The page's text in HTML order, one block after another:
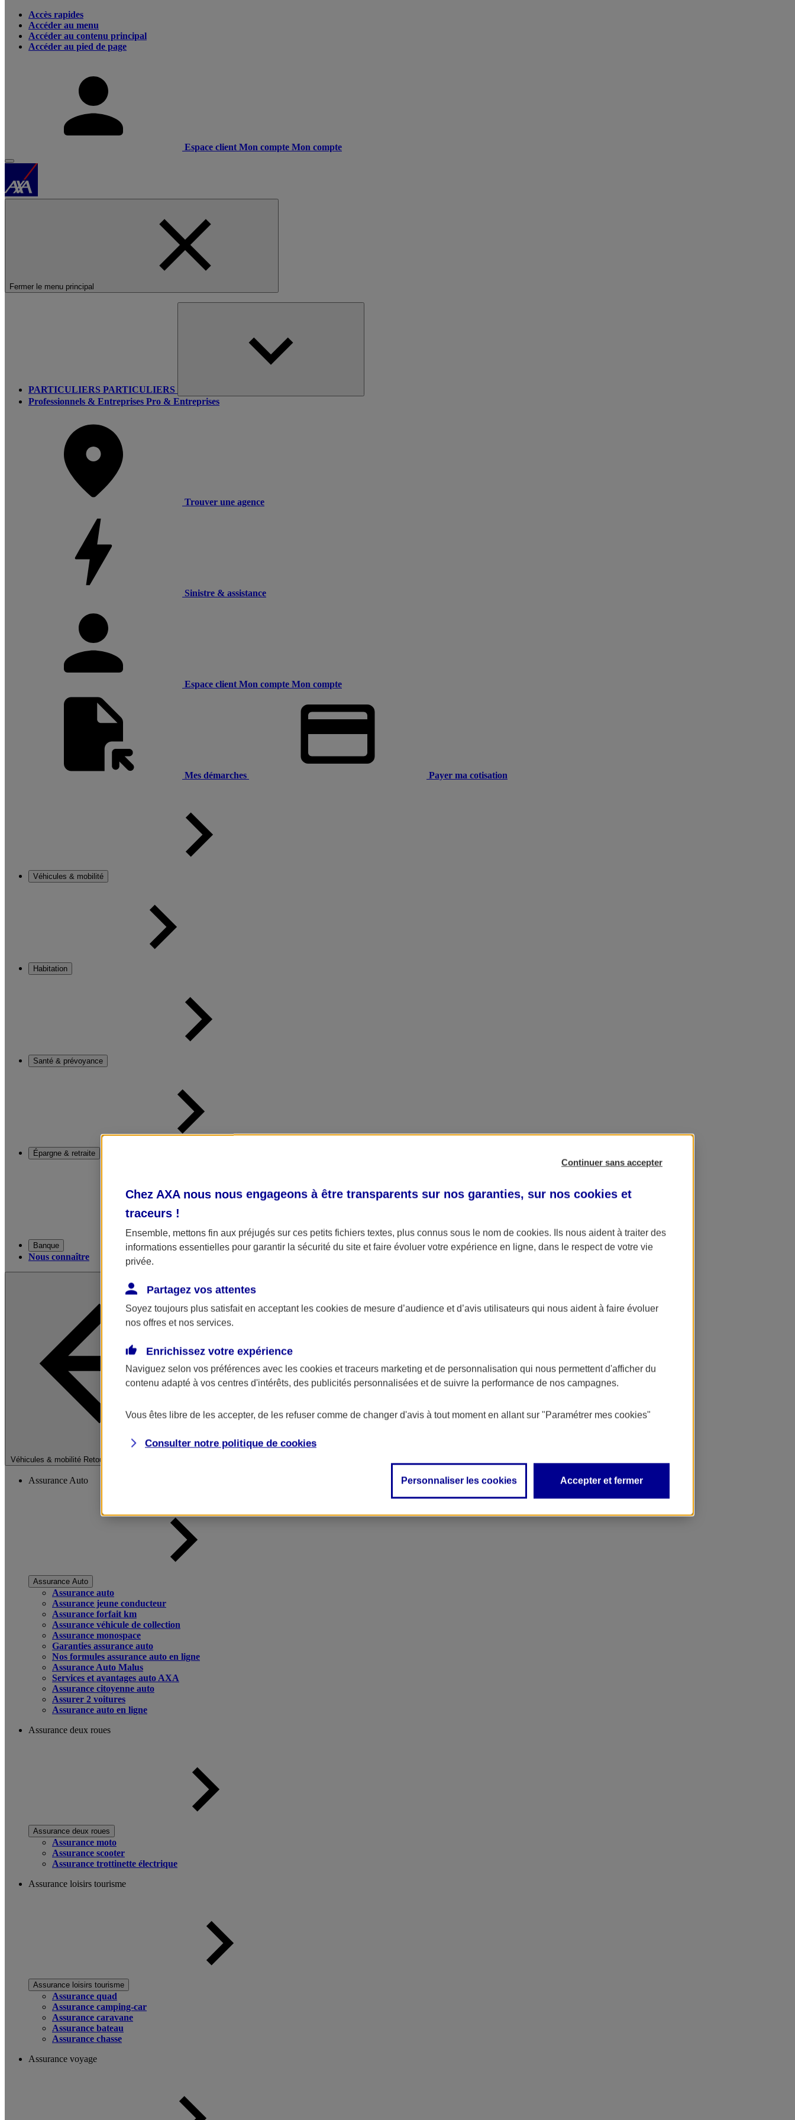
Accès rapides
Accéder au menu
Accéder au contenu principal
Accéder au pied de page
Espace client Mon compte Mon compte
Fermer le menu principal
PARTICULIERS PARTICULIERS
Professionnels & Entreprises Pro & Entreprises
Trouver une agence
Sinistre & assistance
Espace client Mon compte Mon compte
Mes démarches Payer ma cotisation
Véhicules & mobilité
Habitation
Santé & prévoyance
Épargne & retraite
Banque
Nous connaître
Véhicules & mobilité Retour à la section précédente
Fermer le menu principal
Assurance Auto
Assurance Auto
Assurance auto
Assurance jeune conducteur
Assurance forfait km
Assurance véhicule de collection
Assurance monospace
Garanties assurance auto
Nos formules assurance auto en ligne
Assurance Auto Malus
Services et avantages auto AXA
Assurance citoyenne auto
Assurer 2 voitures
Assurance auto en ligne
Assurance deux roues
Assurance deux roues
Assurance moto
Assurance scooter
Assurance trottinette électrique
Assurance loisirs tourisme
Assurance loisirs tourisme
Assurance quad
Assurance camping-car
Assurance caravane
Assurance bateau
Assurance chasse
Assurance voyage
Continuer sans accepter
Chez AXA nous nous engageons à être transparents sur nos garanties, sur nos cookies et
traceurs !
Ensemble, mettons fin aux préjugés sur ces petits fichiers textes, plus connus sous le nom de cookies. Ils nous aident à traiter des
informations essentielles pour garantir la sécurité du site et faire évoluer votre expérience en ligne, dans le respect de votre vie
privée.
Partagez vos attentes
Soyez toujours plus satisfait en acceptant les cookies de mesure d’audience et d’avis utilisateurs qui nous aident à faire évoluer
nos offres et nos services.
Enrichissez votre expérience
Naviguez selon vos préférences avec les cookies et traceurs marketing et de personnalisation qui nous permettent d'afficher du
contenu adapté à vos centres d'intérêts, des publicités personnalisées et de suivre la performance de nos campagnes.
Vous êtes libre de les accepter, de les refuser comme de changer d'avis à tout moment en allant sur "Paramétrer mes cookies"
Consulter notre politique de cookies
Personnaliser les cookies Accepter et fermer